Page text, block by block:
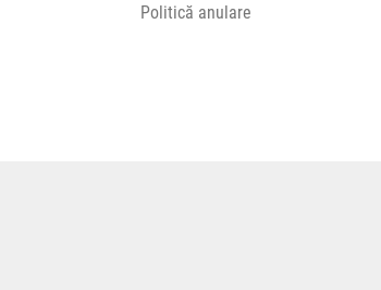
Politică anulare